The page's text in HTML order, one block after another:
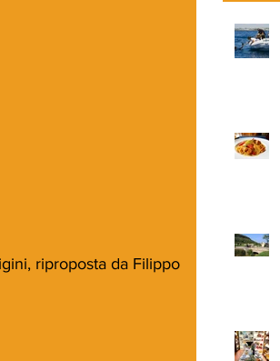
riproposta da Filippo